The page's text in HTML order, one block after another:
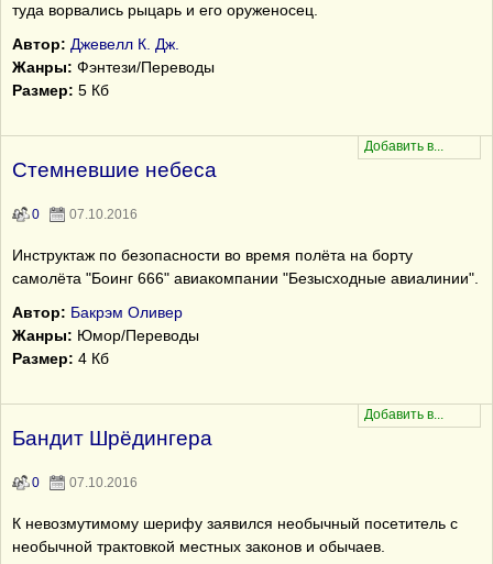
туда ворвались рыцарь и его оруженосец.
Автор: Джевелл К. Дж.
Жанры: Фэнтези/Переводы
Размер: 5 Кб
Стемневшие небеса
0 07.10.2016
Инструктаж по безопасности во время полёта на борту
самолёта "Боинг 666" авиакомпании "Безысходные авиалинии".
Автор: Бакрэм Оливер
Жанры: Юмор/Переводы
Размер: 4 Кб
Бандит Шрёдингера
0 07.10.2016
К невозмутимому шерифу заявился необычный посетитель с
необычной трактовкой местных законов и обычаев.